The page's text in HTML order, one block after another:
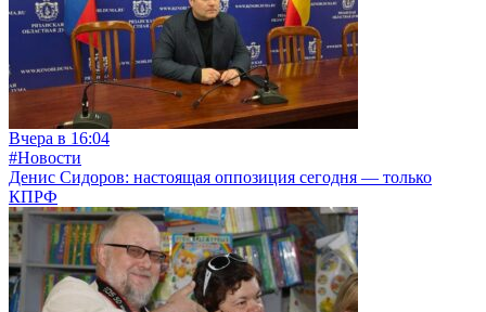
Вчера в 16:04
#Новости
Денис Сидоров: настоящая оппозиция сегодня — только
КПРФ